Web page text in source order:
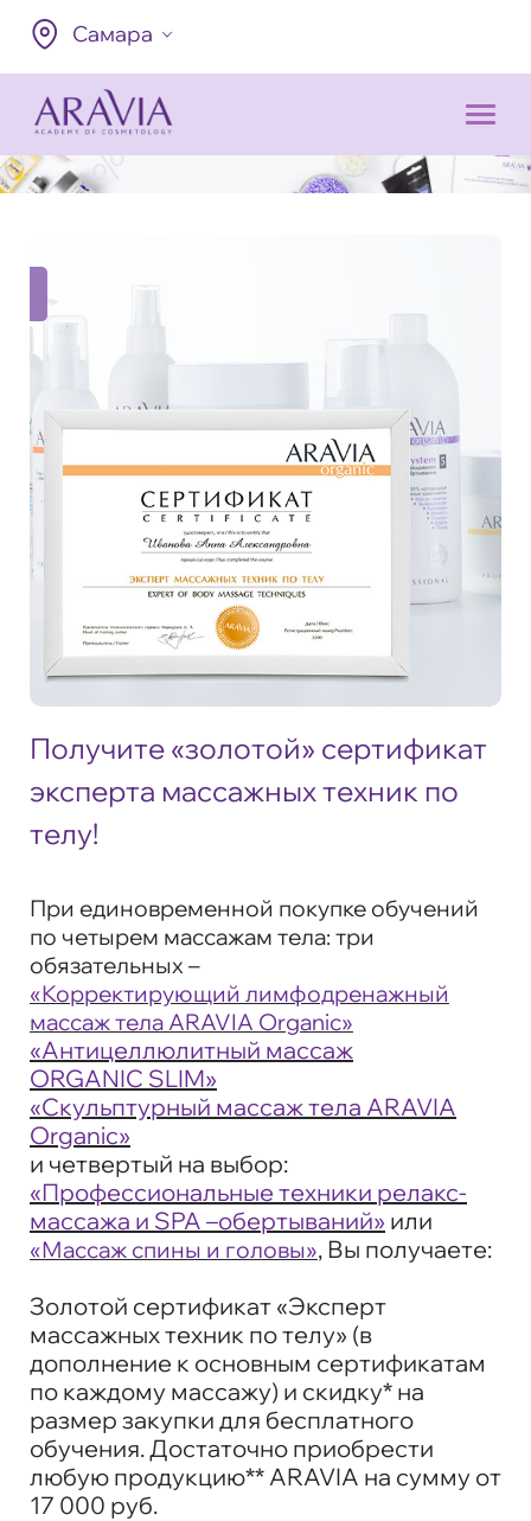
Самара
Получите «золотой» сертификат
эксперта массажных техник по
телу!
При единовременной покупке обучений
по четырем массажам тела: три
обязательных –
«Корректирующий лимфодренажный
массаж тела ARAVIA Organic»
«Антицеллюлитный массаж
ORGANIC SLIM»
«Скульптурный массаж тела ARAVIA
Organic»
и четвертый на выбор:
«Профессиональные техники релакс-
массажа и SPA –обертываний» или
«Массаж спины и головы», Вы получаете:
Золотой сертификат «Эксперт
массажных техник по телу» (в
дополнение к основным сертификатам
по каждому массажу) и скидку* на
размер закупки для бесплатного
обучения. Достаточно приобрести
любую продукцию** ARAVIA на сумму от
17 000 руб.